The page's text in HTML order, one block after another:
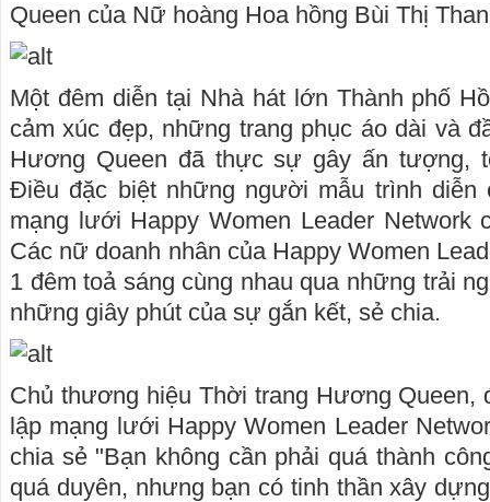
Queen của Nữ hoàng Hoa hồng Bùi Thị
Một đêm diễn tại Nhà hát lớn Thành phố
cảm xúc đẹp, những trang phục áo dài và
Hương Queen đã thực sự gây ấn tượng,
Điều đặc biệt những người mẫu trình diễn
mạng lưới Happy Women Leader Network
Các nữ doanh nhân của Happy Women
1 đêm toả sáng cùng nhau qua những trải
những giây phút của sự gắn kết, sẻ chia.
Chủ thương hiệu Thời trang Hương Queen,
lập mạng lưới Happy Women Leader
chia sẻ "Bạn không cần phải quá thành
quá duyên, nhưng bạn có tinh thần xây